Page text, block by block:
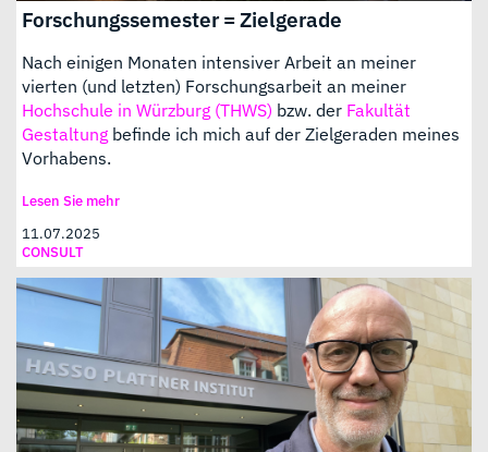
Forschungssemester = Zielgerade
Nach einigen Monaten intensiver Arbeit an meiner
vierten (und letzten) Forschungsarbeit an meiner
Hochschule in Würzburg (THWS) bzw. der Fakultät
Gestaltung befinde ich mich auf der Zielgeraden meines
Vorhabens.
Lesen Sie mehr
11.07.2025
CONSULT